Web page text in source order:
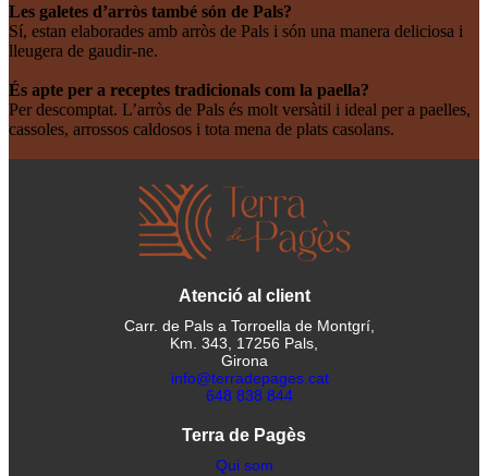
Les galetes d’arròs també són de Pals?
Sí, estan elaborades amb arròs de Pals i són una manera deliciosa i
lleugera de gaudir-ne.
És apte per a receptes tradicionals com la paella?
Per descomptat. L’arròs de Pals és molt versàtil i ideal per a paelles,
cassoles, arrossos caldosos i tota mena de plats casolans.
Atenció al client
Carr. de Pals a Torroella de Montgrí,
Km. 343, 17256 Pals,
Girona
info@terradepages.cat
648 838 844
Terra de Pagès
Qui som